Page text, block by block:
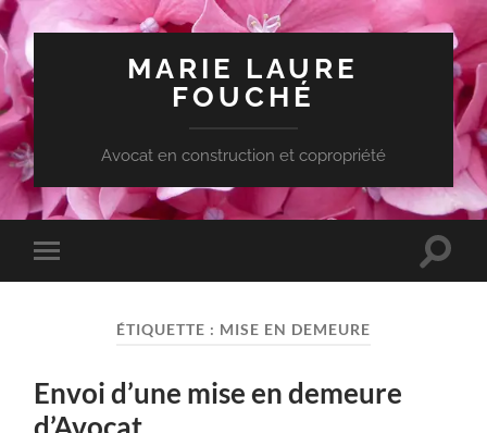
MARIE LAURE
FOUCHÉ
Avocat en construction et copropriété
Toggle
mobile
Toggle
ÉTIQUETTE : MISE EN DEMEURE
Envoi d’une mise en demeure